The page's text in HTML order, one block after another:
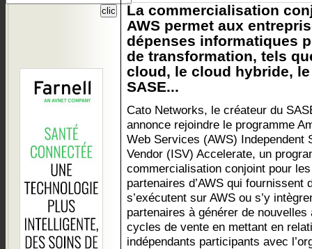
La commercialisation
AWS permet aux
dépenses informatiques
de transformation, tels
cloud, le cloud hybride,
SASE...
Cato Networks, le créateur du
annonce rejoindre le programme
Web Services (AWS) Independent
Vendor (ISV) Accelerate, un
commercialisation conjoint pour les
partenaires d’AWS qui
s’exécutent sur AWS ou s’y
partenaires à générer de
cycles de vente en mettant en
indépendants participants avec